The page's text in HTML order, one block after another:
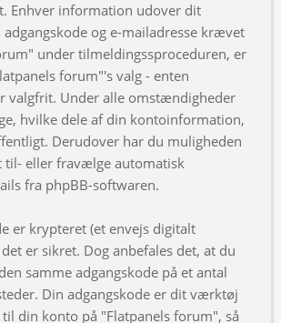
Enhver information udover dit
og e-mailadresse krævet
under tilmeldingssproceduren, er
forum"'s valg - enten
valgfrit. Under alle omstændigheder
hvilke dele af din kontoinformation,
Derudover har du muligheden
til- eller fravælge automatisk
fra phpBB-softwaren.
er krypteret (et envejs digitalt
er sikret. Dog anbefales det, at du
samme adgangskode på et antal
Din adgangskode er dit værktøj
din konto på "Flatpanels forum", så